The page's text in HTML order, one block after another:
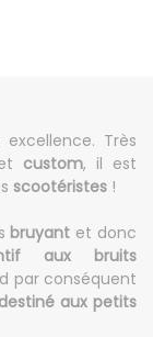
excellence. Très
custom, il est
scootéristes !
bruyant et donc
aux bruits
par conséquent
destiné aux petits